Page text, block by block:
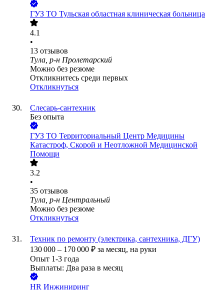
ГУЗ ТО Тульская областная клиническая больница
4.1
•
13 отзывов
Тула, р-н Пролетарский
Можно без резюме
Откликнитесь среди первых
Откликнуться
Слесарь-сантехник
Без опыта
ГУЗ ТО Территориальный Центр Медицины
Катастроф, Скорой и Неотложной Медицинской
Помощи
3.2
•
35 отзывов
Тула, р-н Центральный
Можно без резюме
Откликнуться
Техник по ремонту (электрика, сантехника, ДГУ)
130 000 – 170 000 ₽ за месяц, на руки
Опыт 1-3 года
Выплаты: Два раза в месяц
HR Инжиниринг